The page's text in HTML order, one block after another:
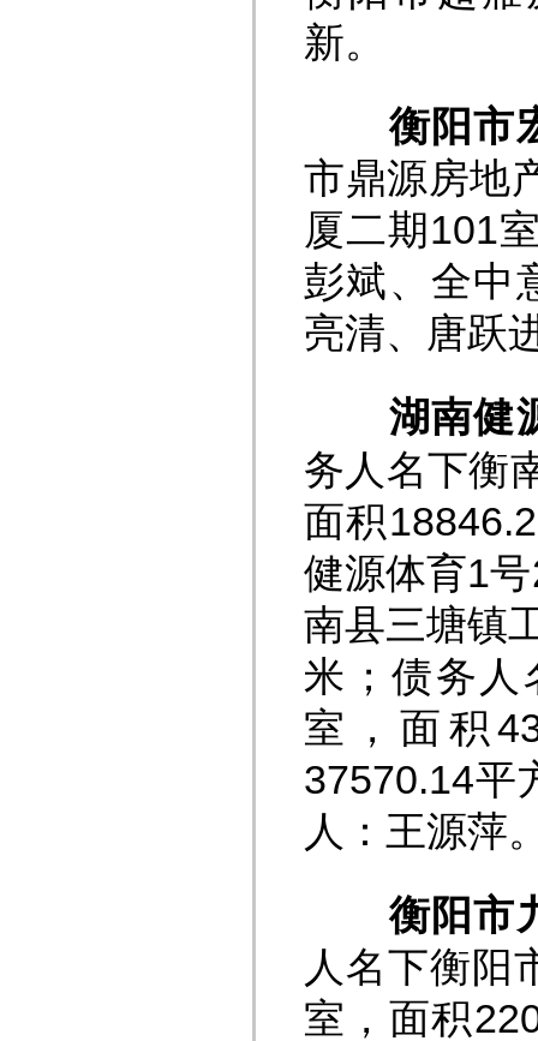
新。
衡阳市
市鼎源房地
厦二期101
彭斌、全中
亮清、唐跃
湖南健
务人名下衡
面积
健源体育1
南县三塘镇
米；债务人
室，面积
37570.14平
人：王源萍
衡阳市
人名下衡阳
室，面积